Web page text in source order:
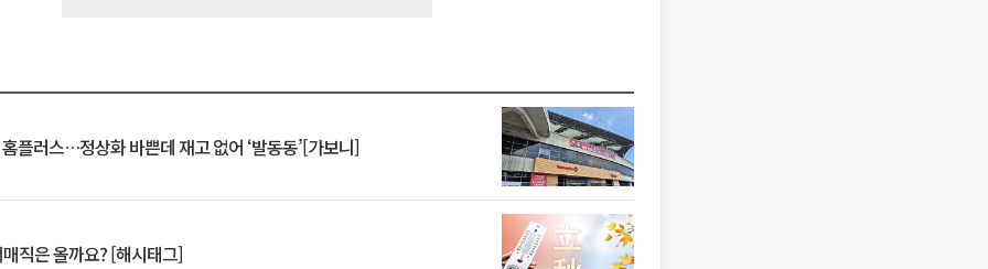
플러스…정상화 바쁜데 재고 없어 ‘발동동’[가보니]
직은 올까요? [해시태그]